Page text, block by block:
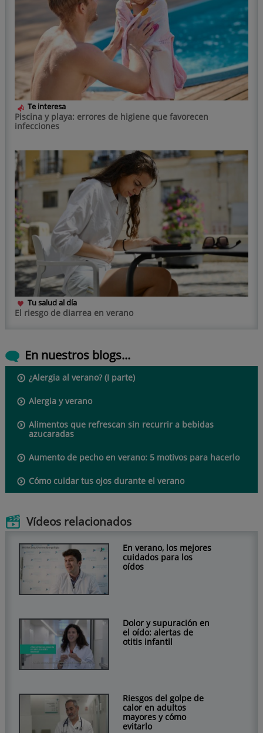
Te interesa
Piscina y playa: errores de higiene que favorecen
infecciones
Tu salud al día
El riesgo de diarrea en verano
En nuestros blogs...
¿Alergia al verano? (I parte)
Alergia y verano
Alimentos que refrescan sin recurrir a bebidas
azucaradas
Aumento de pecho en verano: 5 motivos para hacerlo
Cómo cuidar tus ojos durante el verano
Vídeos relacionados
En verano, los mejores
cuidados para los
oídos
Dolor y supuración en
el oído: alertas de
otitis infantil
Riesgos del golpe de
calor en adultos
mayores y cómo
evitarlo